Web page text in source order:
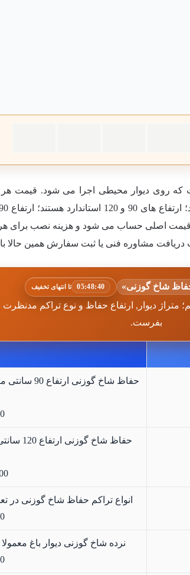
دیوار محیطی اجرا می شود. قیمت هر متر
دریافت مشاوره فنی یا ثبت سفارش همین حالا
شاخ گوزنی» 05:48:38 تا انتهای تخفیف
دیوار, ارتفاع حفاظ و نوع تراکم مدنظرت
بفرست.
حفاظ شاخ
حفاظ
انواع تراکم حفاظ شاخ گوزنی
نرده شاخ گوزنی دیوار باغ